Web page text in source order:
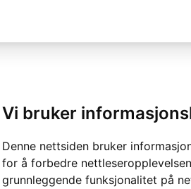
Vi bruker
Denne nettsiden bruker
for å forbedre
grunnleggende funksjonalitet på